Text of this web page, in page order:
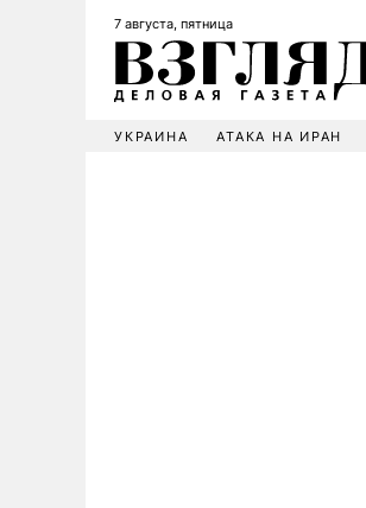
7 августа, пятница
УКРАИНА АТАКА НА ИРАН